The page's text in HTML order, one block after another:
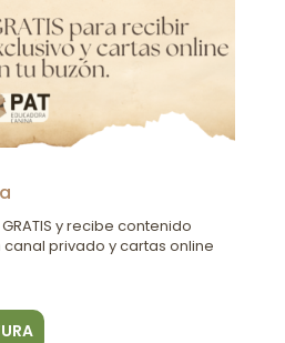
y recibe contenido
privado y cartas online